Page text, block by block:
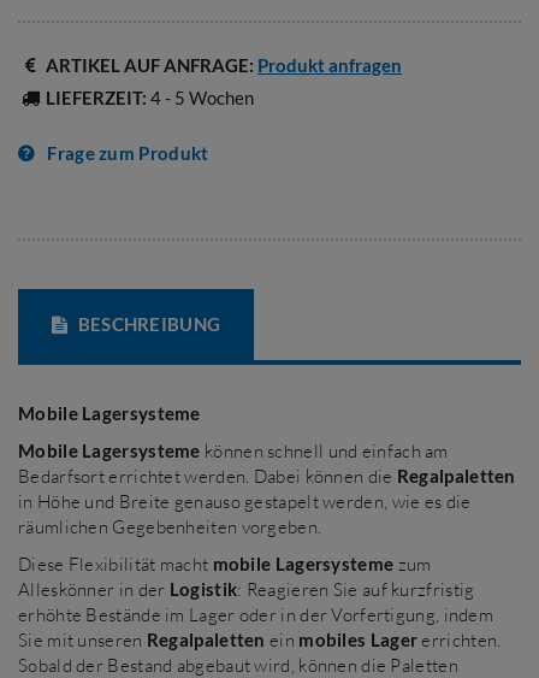
ARTIKEL AUF ANFRAGE: Produkt anfragen
LIEFERZEIT: 4 - 5 Wochen
Frage zum Produkt
BESCHREIBUNG
Mobile Lagersysteme
Mobile Lagersysteme können schnell und einfach am
Bedarfsort errichtet werden. Dabei können die Regalpaletten
in Höhe und Breite genauso gestapelt werden, wie es die
räumlichen Gegebenheiten vorgeben.
Diese Flexibilität macht mobile Lagersysteme zum
Alleskönner in der Logistik: Reagieren Sie auf kurzfristig
erhöhte Bestände im Lager oder in der Vorfertigung, indem
Sie mit unseren Regalpalettenein mobiles Lagererrichten.
Sobald der Bestand abgebaut wird, können die Paletten